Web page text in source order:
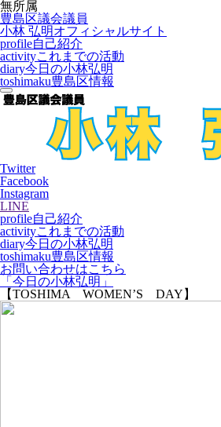
無所属
豊島区議会議員
小林 弘明オフィシャルサイト
profile自己紹介
activityこれまでの活動
diary今日の小林弘明
toshimaku豊島区情報
Twitter
Facebook
Instagram
LINE
profile自己紹介
activityこれまでの活動
diary今日の小林弘明
toshimaku豊島区情報
お問い合わせはこちら
「今日の小林弘明」
【TOSHIMA WOMEN’S DAY】